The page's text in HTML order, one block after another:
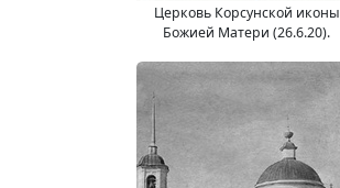
Церковь Корсунской иконы
Божией Матери (26.6.20).